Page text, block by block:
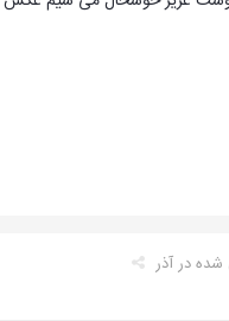
شده درآذر